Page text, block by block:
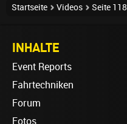
Startseite Videos Seite 118
INHALTE
Event Reports
Fahrtechniken
Forum
Fotos